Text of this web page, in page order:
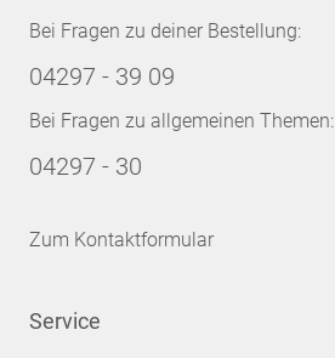
Bei Fragen zu deiner Bestellung:
04297 - 39 09
Bei Fragen zu allgemeinen Themen:
04297 - 30
Zum Kontaktformular
Service